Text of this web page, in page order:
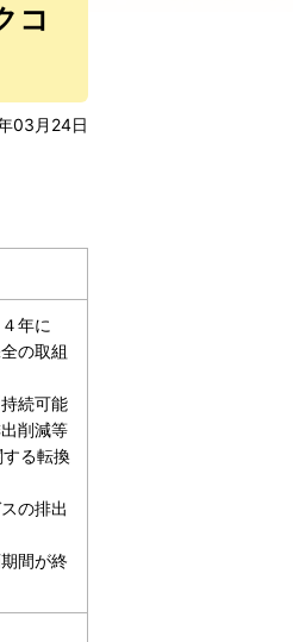
コ
03月24日
年に
の取組
続可能
削減等
る転換
の排出
間が終